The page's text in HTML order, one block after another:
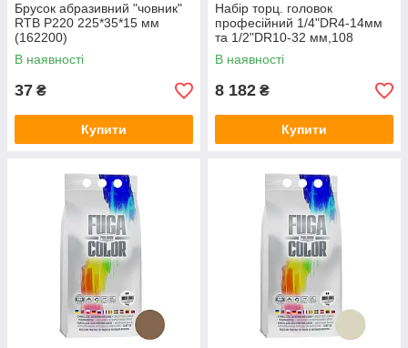
Брусок абразивний "човник"
RTB Р220 225*35*15 мм
(162200)
В наявності
37 ₴
Купити
Набір торц. головок
професійний 1/4"DR4-14мм
та 1/2"DR10-32 мм,108
предм (TK-108) HANS
В наявності
8 182 ₴
Купити